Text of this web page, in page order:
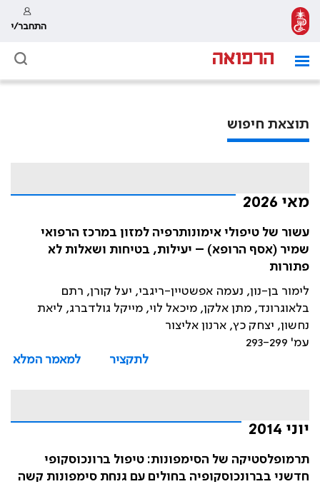
התחבר/י
תוצאת חיפוש
מאי 2026
עשור של טיפולי אימונותרפיה למזון במרכז הרפואי
שמיר (אסף הרופא) – יעילות, בטיחות ושאלות לא
פתורות
לימור בן-נון, נעמה אפשטיין-ריגבי, יעל קורן, רתם
בלאוגרונד, מתן אלקן, מיכאל לוי, מייקל גולדברג, ליאת
נחשון, יצחק כץ, ארנון אליצור
עמ' 293-299
לתקציר
למאמר המלא
יוני 2014
תרמופלסטיקה של הסימפונות: טיפול ברונכוסקופי
חדשני בברונכוסקופיה בחולים עם גנחת סימפונות קשה